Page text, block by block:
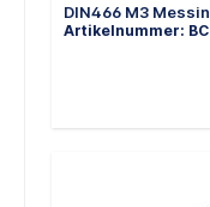
DIN466 M3
Artikelnummer: